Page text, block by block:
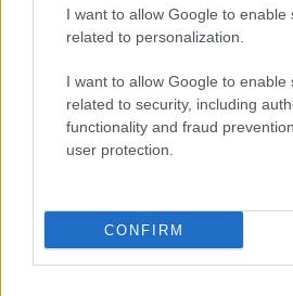
I want to allow Google to enable
related to personalization.
I want to allow Google to enable
related to security, including
functionality and fraud
user protection.
CONFIRM
ENERGIATAKARÉKOSSÁG:
A GYŐRI AUDI ETO KC